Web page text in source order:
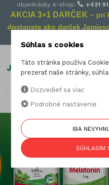
objednávky e-shop: +421
AKCIA 3+1 DARČEK – pri
dostanete ako darček
Súhlas s cookies
Táto stránka používa
prezerať naše stránky,
Dozvedieť sa viac
Podrobné nastavenie
IBA
SÚHLASÍM